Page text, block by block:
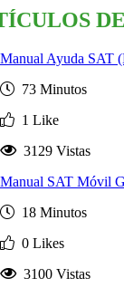
Manual Ayuda SAT
73 Minutos
1 Like
3129 Vistas
Manual SAT Móvil
18 Minutos
0 Likes
3100 Vistas